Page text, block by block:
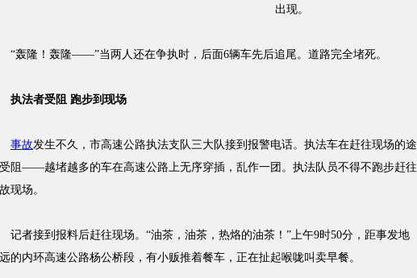
出现。
隆！轰隆——”当两人还在争执时，后面6辆车先后追尾。道路完全堵死。
法者受阻 跑步到现场
事故发生不久，市高速公路执法支队三大队接到报警电话。执法车在赶往现场的途
阻——越堵越多的车在高速公路上无序穿插，乱作一团。执法队员不得不跑步赶往
现场。
者接到报料后赶往现场。“油茶，油茶，热烙的油茶！”上午9时50分，距事发地
的内环高速公路杨公桥段，有小贩推着餐车，正在扯起喉咙叫卖早餐。